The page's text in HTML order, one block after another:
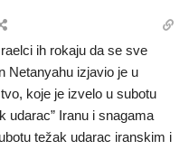
ih rokaju da se sve
Netanyahu izjavio je u
koje je izvelo u subotu
udarac” Iranu i snagama
težak udarac iranskim i